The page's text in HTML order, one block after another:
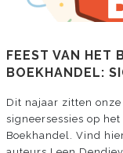
FEEST VAN HET
BOEKHANDEL:
Dit najaar zitten
signeersessies op
Boekhandel. Vind